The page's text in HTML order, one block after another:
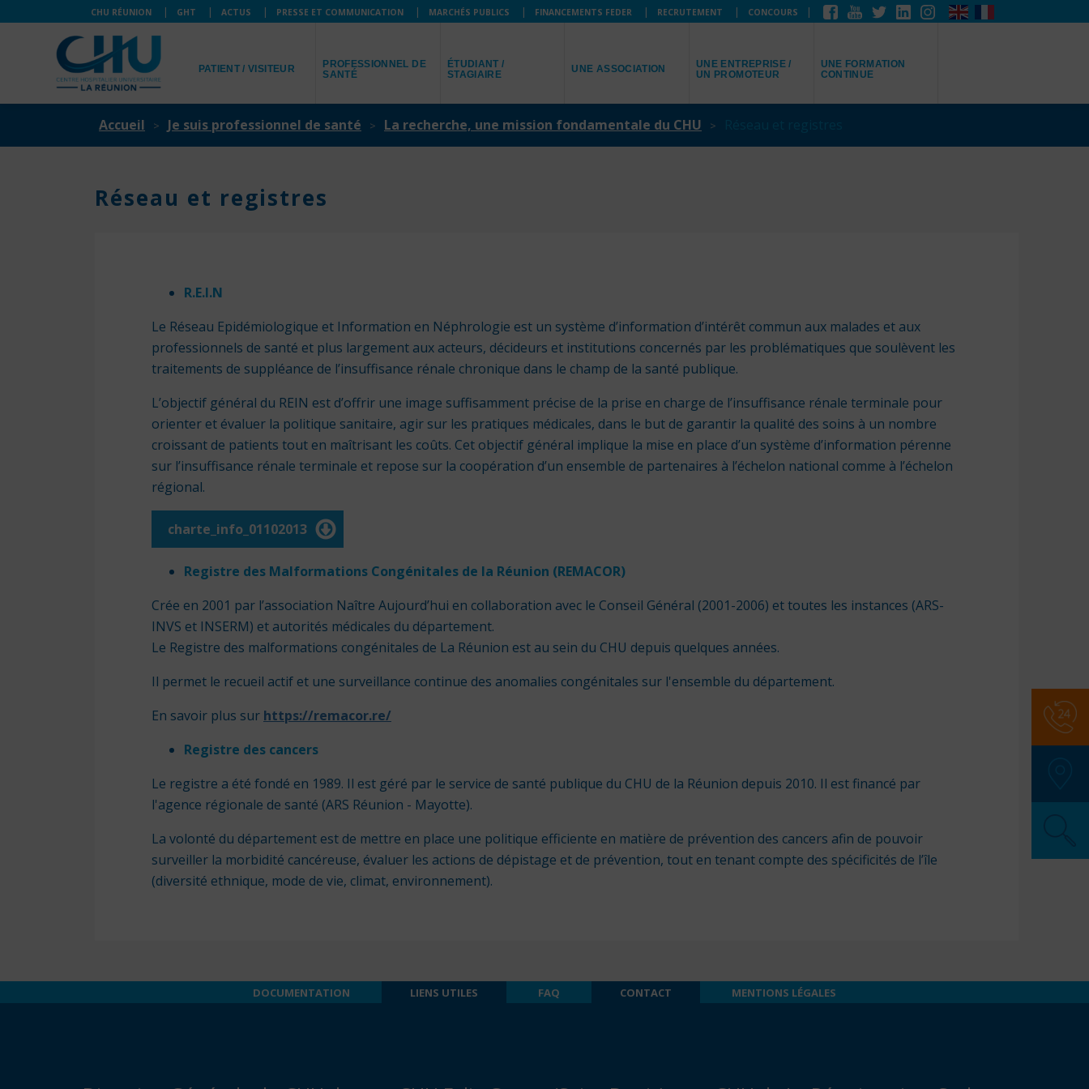
CHU RÉUNION GHT ACTUS PRESSE ET COMMUNICATION MARCHÉS PUBLICS FINANCEMENTS FEDER RECRUTEMENT CONCOURS
PATIENT / VISITEUR
PROFESSIONNEL DE
SANTÉ
ÉTUDIANT /
STAGIAIRE
UNE ASSOCIATION
UNE ENTREPRISE /
UN PROMOTEUR
UNE FORMATION
CONTINUE
Accueil Je suis professionnel de santé La recherche, une mission fondamentale du CHU
Réseau et registres
R.E.I.N
Le Réseau Epidémiologique et Information en Néphrologie est un système d’information d’intérêt commun aux malades et aux
professionnels de santé et plus largement aux acteurs, décideurs et institutions concernés par les problématiques que soulèvent les
traitements de suppléance de l’insuffisance rénale chronique dans le champ de la santé publique.
L’objectif général du REIN est d’offrir une image suffisamment précise de la prise en charge de l’insuffisance rénale terminale pour
orienter et évaluer la politique sanitaire, agir sur les pratiques médicales, dans le but de garantir la qualité des soins à un nombre
croissant de patients tout en maîtrisant les coûts. Cet objectif général implique la mise en place d’un système d’information pérenne
sur l’insuffisance rénale terminale et repose sur la coopération d’un ensemble de partenaires à l’échelon national comme à l’échelon
régional.
charte_info_01102013
Registre des Malformations Congénitales de la Réunion (REMACOR)
Crée en 2001 par l’association Naître Aujourd’hui en collaboration avec le Conseil Général (2001-2006) et toutes les instances (ARS-
INVS et INSERM) et autorités médicales du département.
Le Registre des malformations congénitales de La Réunion est au sein du CHU depuis quelques années.
Il permet le recueil actif et une surveillance continue des anomalies congénitales sur l'ensemble du département.
En savoir plus sur https://remacor.re/
Registre des cancers
Le registre a été fondé en 1989. Il est géré par le service de santé publique du CHU de la Réunion depuis 2010. Il est financé par
l'agence régionale de santé (ARS Réunion - Mayotte).
La volonté du département est de mettre en place une politique efficiente en matière de prévention des cancers afin de pouvoir
surveiller la morbidité cancéreuse, évaluer les actions de dépistage et de prévention, tout en tenant compte des spécificités de l’île
(diversité ethnique, mode de vie, climat, environnement).
DOCUMENTATION LIENS UTILES FAQ CONTACT MENTIONS LÉGALES